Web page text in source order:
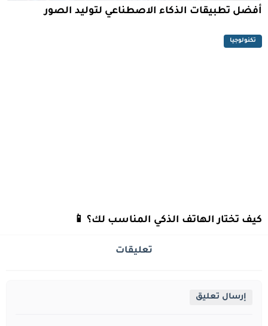
أفضل تطبيقات الذكاء الاصطناعي لتوليد الصور
تكنولوجيا
كيف تختار الهاتف الذكي المناسب لك؟ 📱
تعليقات
إرسال تعليق